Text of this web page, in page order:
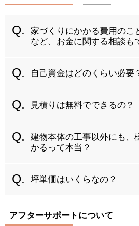
家づくりにかかる費用のこ
など、お金に関する相談も
自己資金はどのくらい必要
見積りは無料でできるの？
建物本体の工事以外にも、
かるって本当？
坪単価はいくらなの？
アフターサポートについて